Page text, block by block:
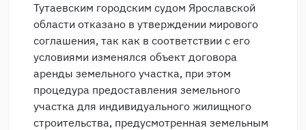
Тутаевским городским судом Ярославской
области отказано в утверждении мирового
соглашения, так как в соответствии с его
условиями изменялся объект договора
аренды земельного участка, при этом
процедура предоставления земельного
участка для индивидуального жилищного
строительства, предусмотренная земельным